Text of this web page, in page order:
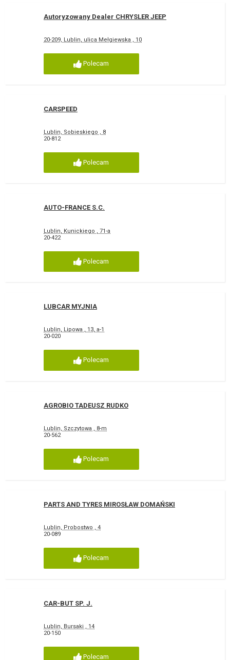
Autoryzowany Dealer CHRYSLER JEEP
20-209, Lublin, ulica Mełgiewska , 10
Polecam
CARSPEED
Lublin, Sobieskiego , 8
20-812
Polecam
AUTO-FRANCE S.C.
Lublin, Kunickiego , 71-a
20-422
Polecam
LUBCAR MYJNIA
Lublin, Lipowa , 13, a-1
20-020
Polecam
AGROBIO TADEUSZ RUDKO
Lublin, Szczytowa , 8-m
20-562
Polecam
PARTS AND TYRES MIROSŁAW DOMAŃSKI
Lublin, Probostwo , 4
20-089
Polecam
CAR-BUT SP. J.
Lublin, Bursaki , 14
20-150
Polecam